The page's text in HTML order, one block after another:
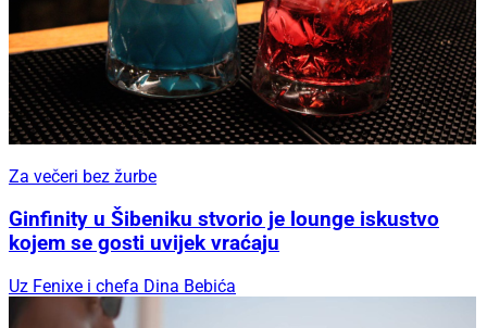
Za večeri bez žurbe
Ginfinity u Šibeniku stvorio je lounge iskustvo
kojem se gosti uvijek vraćaju
Uz Fenixe i chefa Dina Bebića